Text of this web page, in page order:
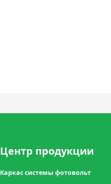
Центр продукции
Каркас системы фотовольт